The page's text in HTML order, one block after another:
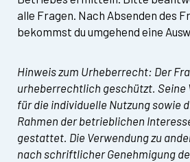
alle Fragen. Nach Absenden des
bekommst du umgehend eine
Hinweis zum Urheberrecht: Der
urheberrechtlich geschützt. Seine
für die individuelle Nutzung sowie
Rahmen der betrieblichen
gestattet. Die Verwendung zu
nach schriftlicher Genehmigung